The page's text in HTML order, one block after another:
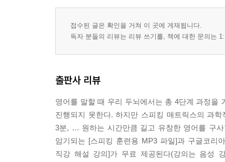
접수된 글은 확인을 거쳐 이 곳에 게재됩니다.
독자 분들의 리뷰는 리뷰 쓰기를, 책에 대한 문의는
출판사 리뷰
영어를 말할 때 우리 두뇌에서는 총 4단계 과정을
진행되지 못한다. 하지만 스피킹 매트릭스의 과
3분, … 원하는 시간만큼 길고 유창한 영어를 구
암기되는 [스피킹 훈련용 MP3 파일]과 구글코리
직강 해설 강의]가 무료 제공된다(강의는 음성